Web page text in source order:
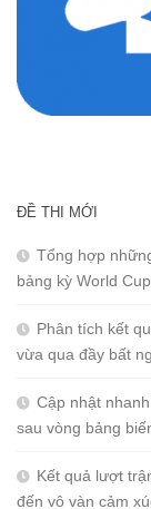
ĐỀ THI MỚI
Tổng hợp
bảng kỳ World
Phân tích kết
vừa qua đầy bất
Cập nhật
sau vòng bảng
Kết quả lượt
đến vô vàn cảm